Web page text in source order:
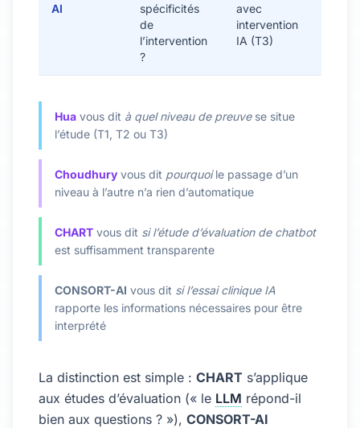
AI
spécificités
de
l’intervention
?
avec
intervention
IA (T3)
Hua vous dit à quel niveau de preuvese situe
l’étude (T1, T2 ou T3)
Choudhury vous dit pourquoile passage d’un
niveau à l’autre n’a rien d’automatique
CHART vous dit si l’étude d’évaluation de chatbot
est suffisamment transparente
CONSORT-AI vous dit si l’essai clinique IA
rapporte les informations nécessaires pour être
interprété
La distinction est simple : CHART s’applique
aux études d’évaluation (« le LLM répond-il
bien aux questions ? »), CONSORT-AI